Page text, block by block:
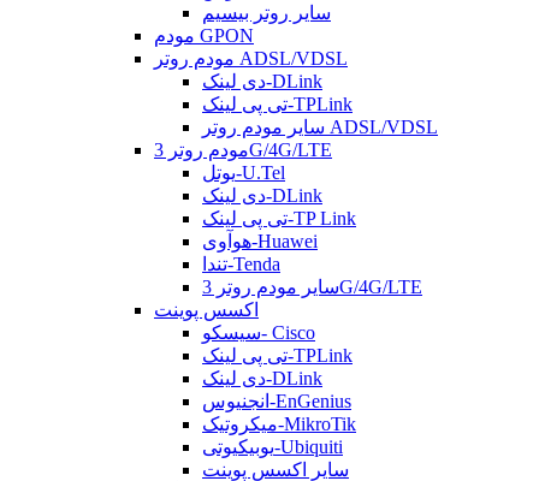
سایر روتر بیسیم
مودم GPON
مودم روتر ADSL/VDSL
دی لینک-DLink
تی پی لینک-TPLink
سایر مودم روتر ADSL/VDSL
مودم روتر 3G/4G/LTE
یوتل-U.Tel
دی لینک-DLink
تی پی لینک-TP Link
هوآوی-Huawei
تندا-Tenda
سایر مودم روتر 3G/4G/LTE
اکسس پوینت
سیسکو- Cisco
تی پی لینک-TPLink
دی لینک-DLink
انجنیوس-EnGenius
میکروتیک-MikroTik
یوبیکیوتی-Ubiquiti
سایر اکسس پوینت